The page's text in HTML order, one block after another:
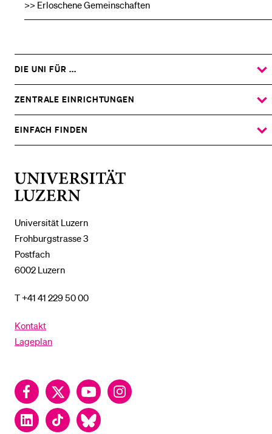
>> Erloschene Gemeinschaften
Universität Luzern
Frohburgstrasse 3
Postfach
6002 Luzern
T +41 41 229 50 00
Kontakt
Lageplan
FacebookTwitter YouTubeInstagram
LinkedInTikTok Bluesky
DIE UNI FÜR ...
ZEIGE
DAS
UNTERMENÜ
ZENTRALE EINRICHTUNGEN
ZEIGE
DAS
UNTERMENÜ
EINFACH FINDEN
ZEIGE
DAS